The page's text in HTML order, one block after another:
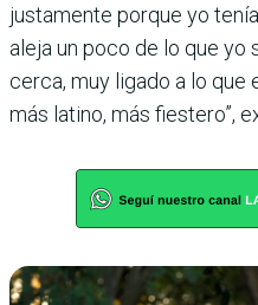
justamente porque yo
aleja un poco de lo que yo
cerca, muy ligado a lo que
más latino, más fiestero”,